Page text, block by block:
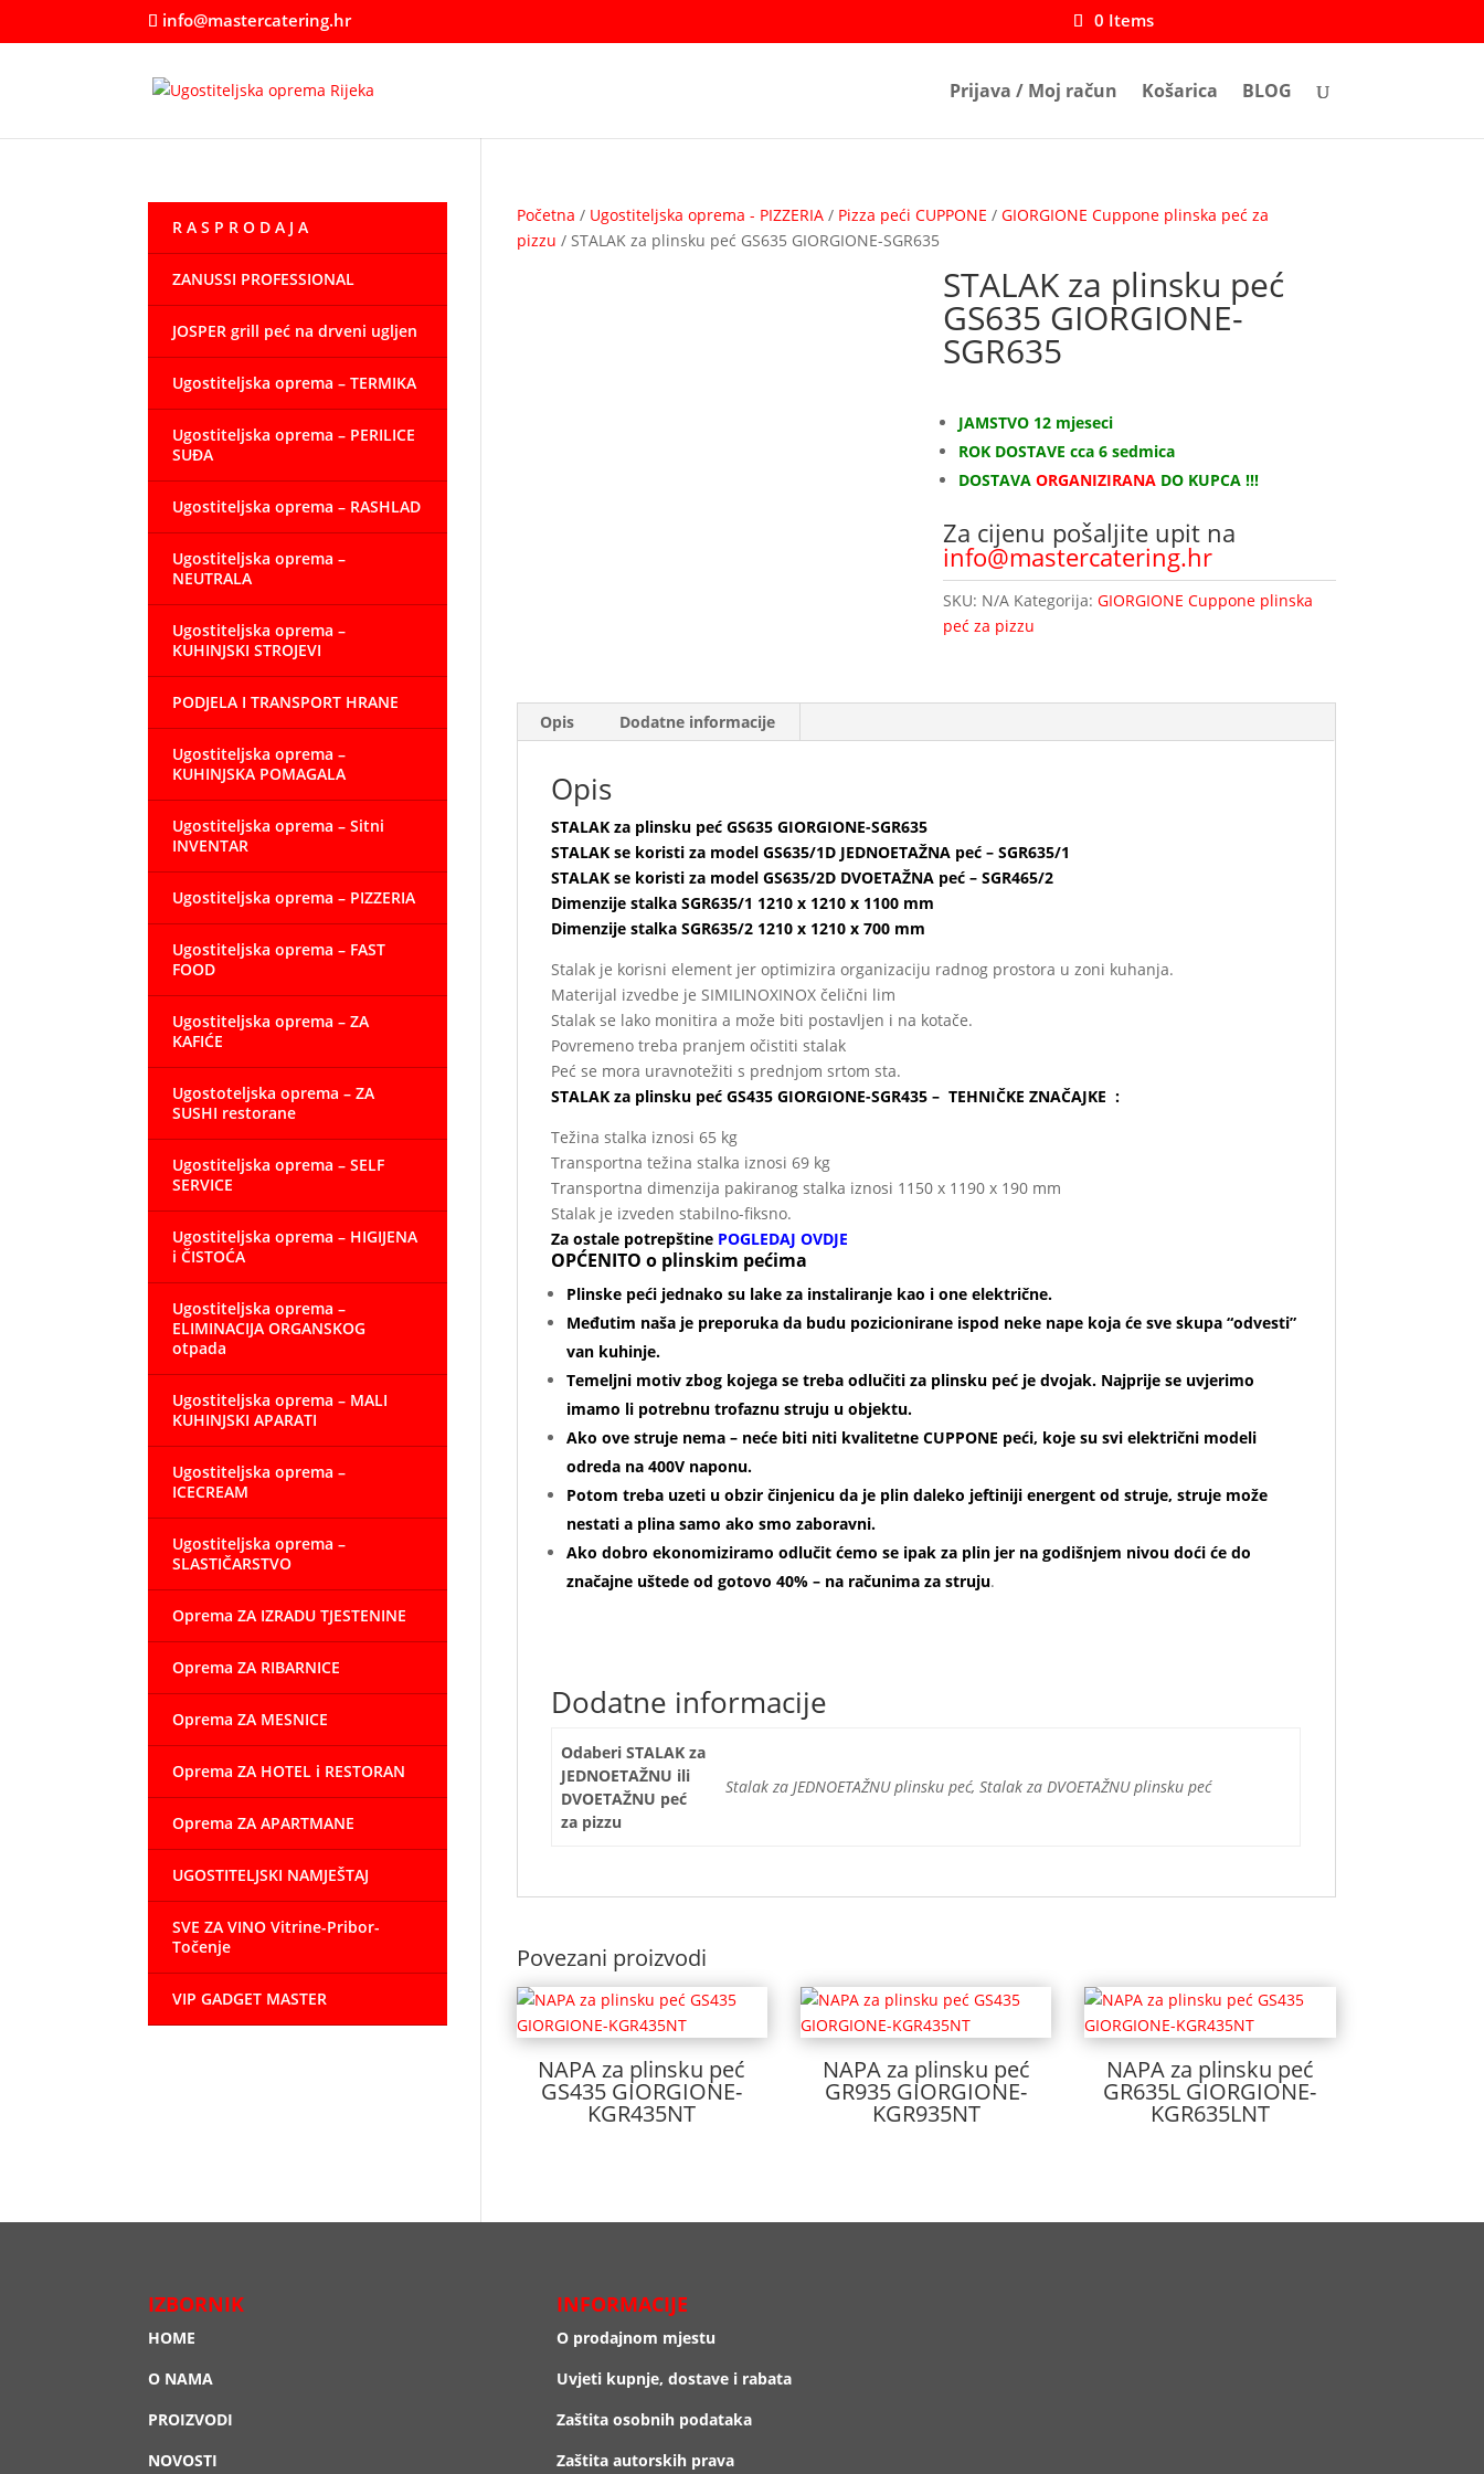
info@mastercatering.hr 0 Items
Prijava / Moj račun Košarica BLOG
Početna / Ugostiteljska oprema - PIZZERIA/ Pizza peći CUPPONE / GIORGIONE Cuppone plinska peć za
pizzu / STALAK za plinsku peć GS635 GIORGIONE-SGR635
STALAK za plinsku peć
GS635 GIORGIONE-
SGR635
JAMSTVO 12 mjeseci
ROK DOSTAVE cca 6 sedmica
DOSTAVA ORGANIZIRANADO KUPCA !!!
Za cijenu pošaljite upit na
info@mastercatering.hr
SKU: N/A Kategorija: GIORGIONE Cuppone plinska
peć za pizzu
Opis Dodatne informacije
Opis
STALAK za plinsku peć GS635 GIORGIONE-SGR635
STALAK se koristi za model GS635/1D JEDNOETAŽNA peć – SGR635/1
STALAK se koristi za model GS635/2D DVOETAŽNA peć – SGR465/2
Dimenzije stalka SGR635/1 1210 x 1210 x 1100 mm
Dimenzije stalka SGR635/2 1210 x 1210 x 700 mm
Stalak je korisni element jer optimizira organizaciju radnog prostora u zoni kuhanja.
Materijal izvedbe je SIMILINOXINOX čelični lim
Stalak se lako monitira a može biti postavljen i na kotače.
Povremeno treba pranjem očistiti stalak
Peć se mora uravnotežiti s prednjom srtom sta.
STALAK za plinsku peć GS435 GIORGIONE-SGR435 – TEHNIČKE ZNAČAJKE :
Težina stalka iznosi 65 kg
Transportna težina stalka iznosi 69 kg
Transportna dimenzija pakiranog stalka iznosi 1150 x 1190 x 190 mm
Stalak je izveden stabilno-fiksno.
Za ostale potrepštine POGLEDAJ OVDJE
OPĆENITO o plinskim pećima
Plinske peći jednako su lake za instaliranje kao i one električne.
Međutim naša je preporuka da budu pozicionirane ispod neke nape koja će sve skupa “odvesti”
van kuhinje.
Temeljni motiv zbog kojega se treba odlučiti za plinsku peć je dvojak. Najprije se uvjerimo
imamo li potrebnu trofaznu struju u objektu.
Ako ove struje nema – neće biti niti kvalitetne CUPPONE peći, koje su svi električni modeli
odreda na 400V naponu.
Potom treba uzeti u obzir činjenicu da je plin daleko jeftiniji energent od struje, struje može
nestati a plina samo ako smo zaboravni.
Ako dobro ekonomiziramo odlučit ćemo se ipak za plin jer na godišnjem nivou doći će do
značajne uštede od gotovo 40% – na računima za struju.
Dodatne informacije
Odaberi STALAK za
JEDNOETAŽNU ili
DVOETAŽNU peć
za pizzu
Stalak za JEDNOETAŽNU plinsku peć, Stalak za DVOETAŽNU plinsku peć
Povezani proizvodi
NAPA za plinsku peć
GS435 GIORGIONE-
KGR435NT
NAPA za plinsku peć
GR935 GIORGIONE-
KGR935NT
NAPA za plinsku peć
GR635L GIORGIONE-
KGR635LNT
R A S P R O D A J A
ZANUSSI PROFESSIONAL
JOSPER grill peć na drveni ugljen
Ugostiteljska oprema – TERMIKA
Ugostiteljska oprema – PERILICE
SUĐA
Ugostiteljska oprema – RASHLAD
Ugostiteljska oprema –
NEUTRALA
Ugostiteljska oprema –
KUHINJSKI STROJEVI
PODJELA I TRANSPORT HRANE
Ugostiteljska oprema –
KUHINJSKA POMAGALA
Ugostiteljska oprema – Sitni
INVENTAR
Ugostiteljska oprema – PIZZERIA
Ugostiteljska oprema – FAST
FOOD
Ugostiteljska oprema – ZA
KAFIĆE
Ugostoteljska oprema – ZA
SUSHI restorane
Ugostiteljska oprema – SELF
SERVICE
Ugostiteljska oprema – HIGIJENA
i ČISTOĆA
Ugostiteljska oprema –
ELIMINACIJA ORGANSKOG
otpada
Ugostiteljska oprema – MALI
KUHINJSKI APARATI
Ugostiteljska oprema –
ICECREAM
Ugostiteljska oprema –
SLASTIČARSTVO
Oprema ZA IZRADU TJESTENINE
Oprema ZA RIBARNICE
Oprema ZA MESNICE
Oprema ZA HOTEL i RESTORAN
Oprema ZA APARTMANE
UGOSTITELJSKI NAMJEŠTAJ
SVE ZA VINO Vitrine-Pribor-
Točenje
VIP GADGET MASTER
IZBORNIK
HOME
O NAMA
PROIZVODI
NOVOSTI
INFORMACIJE
O prodajnom mjestu
Uvjeti kupnje, dostave i rabata
Zaštita osobnih podataka
Zaštita autorskih prava